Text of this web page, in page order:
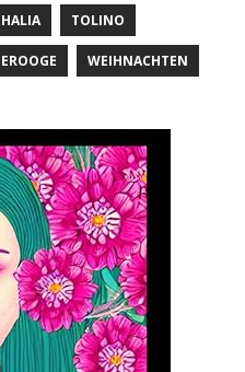
TOLINO
WEIHNACHTEN